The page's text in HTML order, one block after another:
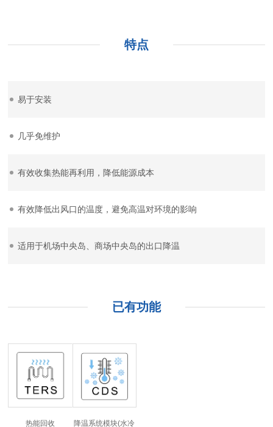
特点
易于安装
几乎免维护
有效收集热能再利用，降低能源成本
有效降低出风口的温度，避免高温对环境的影响
适用于机场中央岛、商场中央岛的出口降温
已有功能
热能回收
降温系统模块(水冷